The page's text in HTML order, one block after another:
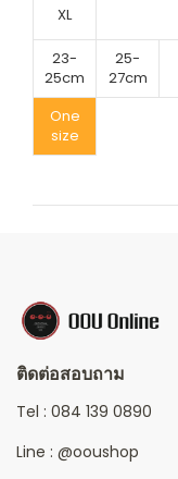
XL
23-
25cm
25-
27cm
One
size
ติดต่อสอบถาม
Tel : 084 139 0890
Line : @ooushop